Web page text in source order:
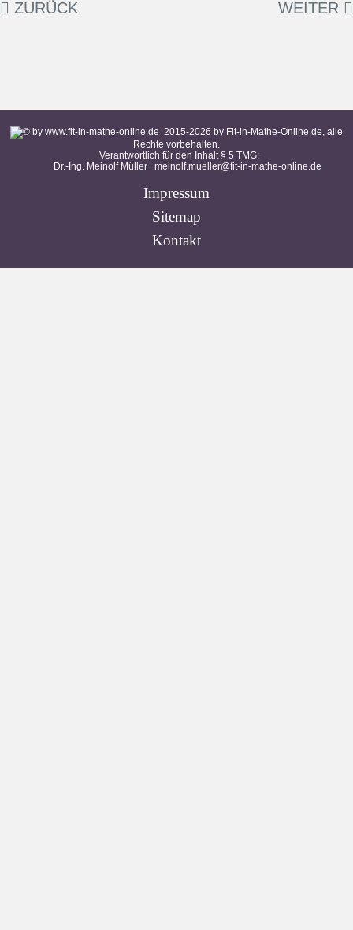
ZURÜCK WEITER
2015-2026 by Fit-in-Mathe-Online.de, alle
Rechte vorbehalten.
Verantwortlich für den Inhalt § 5 TMG:
Dr.-Ing. Meinolf Müller meinolf.mueller@fit-in-mathe-online.de
Impressum
Sitemap
Kontakt